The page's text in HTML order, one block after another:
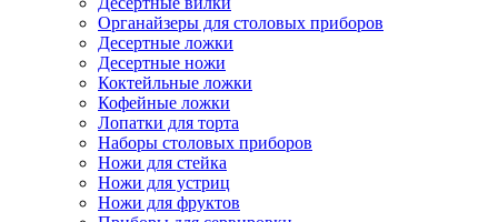
Органайзеры для столовых приборов
Десертные ложки
Десертные ножи
Коктейльные ложки
Кофейные ложки
Лопатки для торта
Наборы столовых приборов
Ножи для стейка
Ножи для устриц
Ножи для фруктов